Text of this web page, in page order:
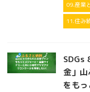
09.産業
11.住み
SDGs
金」
をも